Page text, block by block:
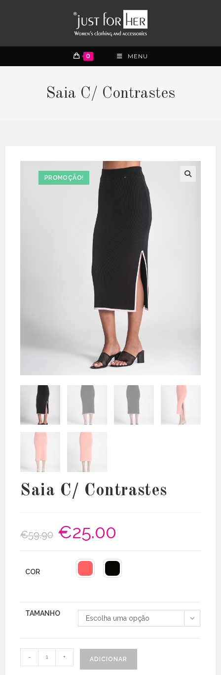
0 MENU
Saia C/ Contrastes
PROMOÇÃO!
Saia C/ Contrastes
€59.90
O
preço
original
€25.00
COR
TAMANHO
Escolha uma opção
Quantidade
de
- + ADICIONAR